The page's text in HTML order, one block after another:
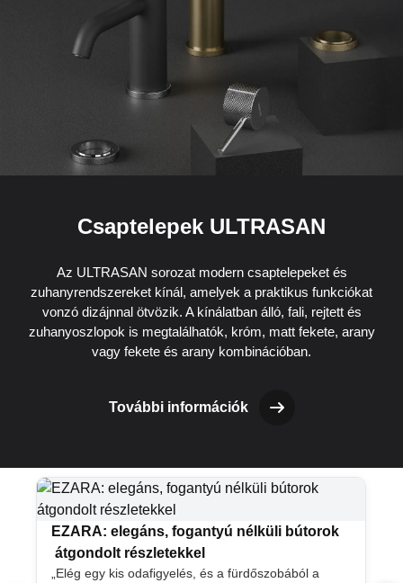
Csaptelepek ULTRASAN
Az ULTRASAN sorozat modern csaptelepeket és
zuhanyrendszereket kínál, amelyek a praktikus funkciókat
vonzó dizájnnal ötvözik. A kínálatban álló, fali, rejtett és
zuhanyoszlopok is megtalálhatók, króm, matt fekete, arany
vagy fekete és arany kombinációban.
További információk
EZARA: elegáns, fogantyú nélküli bútorok
átgondolt részletekkel
„Elég egy kis odafigyelés, és a fürdőszobából a